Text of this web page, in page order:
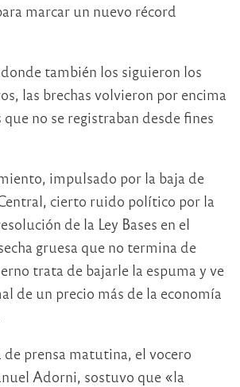
marcar un nuevo récord
donde también los siguieron los
las brechas volvieron por encima
no se registraban desde fines
impulsado por la baja de
cierto ruido político por la
de la Ley Bases en el
gruesa que no termina de
trata de bajarle la espuma y ve
de un precio más de la economía
de prensa matutina, el vocero
Adorni, sostuvo que «la